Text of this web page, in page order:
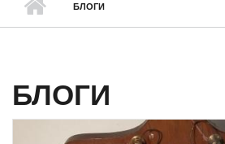
БЛОГИ
БЛОГИ